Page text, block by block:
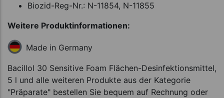
Biozid-Reg-Nr.: N-11854, N-11855
Weitere Produktinformationen:
Made in Germany
Bacillol 30 Sensitive Foam Flächen-Desinfektionsmittel,
5 l und alle weiteren Produkte aus der Kategorie
"Präparate" bestellen Sie bequem auf Rechnung oder